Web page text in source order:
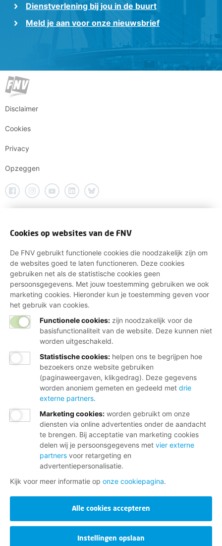
Dienstverlening bij jou in de buurt
Meld je aan voor onze nieuwsbrief
Disclaimer
Cookies
Privacy
Opzeggen
Cookies op websites van de FNV
De FNV gebruikt functionele cookies die noodzakelijk zijn om
de websites goed te laten functioneren. Deze cookies
gebruiken net als de statistische cookies geen
persoonsgegevens. Met jouw toestemming gebruiken we ook
marketing cookies. Hieronder kun je toestemming geven voor
het gebruik van cookies.
Functionele cookies: zijn noodzakelijk voor de
basisfunctionaliteit van de website. Deze kunnen niet
worden uitgeschakeld.
Statistische cookies: helpen ons te begrijpen hoe
bezoekers onze website gebruiken
(paginaweergaven, klikgedrag). Deze gegevens
worden anoniem gemeten en gedeeld met drie
externe partners.
Marketing cookies: worden gebruikt om onze
diensten via online advertenties onder de aandacht
te brengen. Bij acceptatie van marketing cookies
delen wij je persoonsgegevens met vier externe
partners voor retargeting en
advertentiepersonalisatie.
Kijk voor meer informatie op onze cookiepagina.
Alle cookies accepteren
Instellingen opslaan